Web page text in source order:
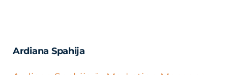
Ardiana Spahija